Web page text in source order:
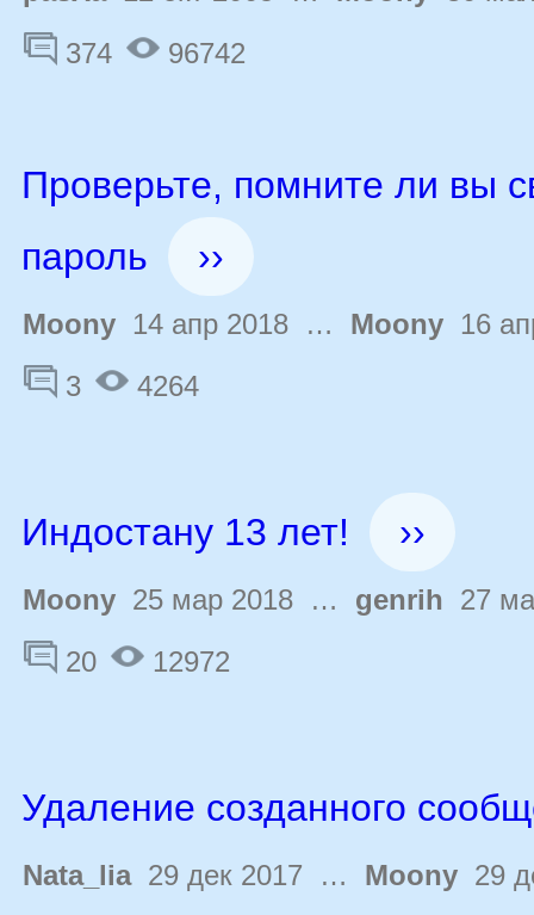
374
96742
Проверьте, помните ли вы
пароль
››
Moony 14 апр 2018 … Moony 16
3
4264
Индостану 13 лет! ››
Moony 25 мар 2018 … genrih 27
20
12972
Удаление созданного
Nata_lia29 дек 2017 … Moony 29